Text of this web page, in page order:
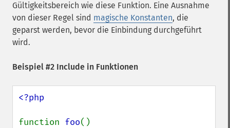
Gültigkeitsbereich wie diese Funktion. Eine Ausnahme
von dieser Regel sind magische Konstanten, die
geparst werden, bevor die Einbindung durchgeführt
wird.
Beispiel #2 Include in Funktionen
<?php
function foo()